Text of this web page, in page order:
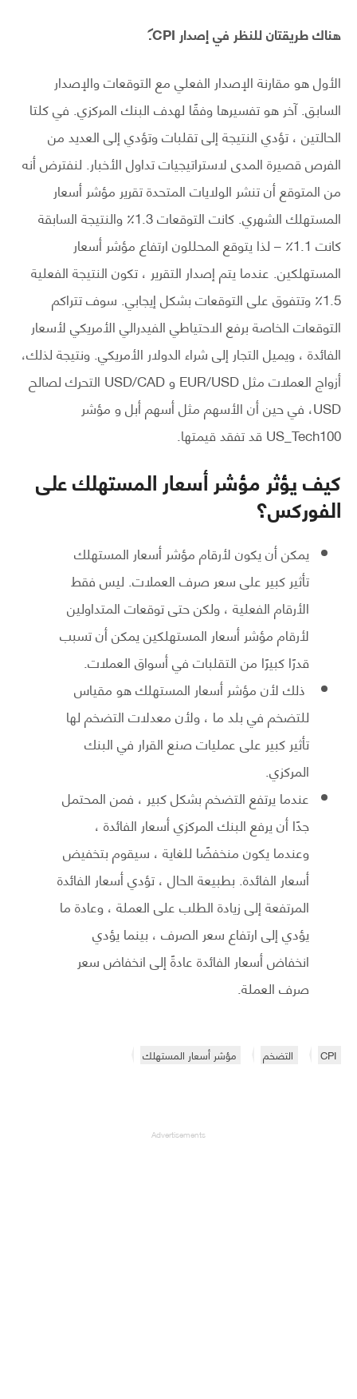
هناك طريقتان للنظر في إصدار CPI.
الأول هو مقارنة الإصدار الفعلي مع التوقعات والإصدار
السابق. آخر هو تفسيرها وفقًا لهدف البنك المركزي. في كلتا
الحالتين ، تؤدي النتيجة إلى تقلبات وتؤدي إلى العديد من
الفرص قصيرة المدى لاستراتيجيات تداول الأخبار. لنفترض أنه
من المتوقع أن تنشر الولايات المتحدة تقرير مؤشر أسعار
المستهلك الشهري. كانت التوقعات 1.3٪ والنتيجة السابقة
كانت 1.1٪ – لذا يتوقع المحللون ارتفاع مؤشر أسعار
المستهلكين. عندما يتم إصدار التقرير ، تكون النتيجة الفعلية
1.5٪ وتتفوق على التوقعات بشكل إيجابي. سوف تتراكم
التوقعات الخاصة برفع الاحتياطي الفيدرالي الأمريكي لأسعار
الفائدة ، ويميل التجار إلى شراء الدولار الأمريكي. ونتيجة لذلك،
أزواج العملات مثل EUR/USD و USD/CAD التحرك لصالح
USD، في حين أن الأسهم مثل أسهم أبل و مؤشر
US_Tech100 قد تفقد قيمتها.
كيف يؤثر مؤشر أسعار المستهلك على
الفوركس؟
يمكن أن يكون لأرقام مؤشر أسعار المستهلك
تأثير كبير على سعر صرف العملات. ليس فقط
الأرقام الفعلية ، ولكن حتى توقعات المتداولين
لأرقام مؤشر أسعار المستهلكين يمكن أن تسبب
قدرًا كبيرًا من التقلبات في أسواق العملات.
ذلك لأن مؤشر أسعار المستهلك هو مقياس
للتضخم في بلد ما ، ولأن معدلات التضخم لها
تأثير كبير على عمليات صنع القرار في البنك
المركزي.
عندما يرتفع التضخم بشكل كبير ، فمن المحتمل
جدًا أن يرفع البنك المركزي أسعار الفائدة ،
وعندما يكون منخفضًا للغاية ، سيقوم بتخفيض
أسعار الفائدة. بطبيعة الحال ، تؤدي أسعار الفائدة
المرتفعة إلى زيادة الطلب على العملة ، وعادة ما
يؤدي إلى ارتفاع سعر الصرف ، بينما يؤدي
انخفاض أسعار الفائدة عادةً إلى انخفاض سعر
صرف العملة.
CPI التضخم مؤشر أسعار المستهلك
Advertisements